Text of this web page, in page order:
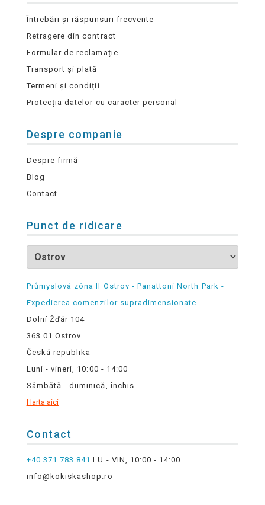
Întrebări și răspunsuri frecvente
Retragere din contract
Formular de reclamație
Transport și plată
Termeni și condiții
Protecția datelor cu caracter personal
Despre companie
Despre firmă
Blog
Contact
Punct de ridicare
Průmyslová zóna II Ostrov - Panattoni North Park -
Expedierea comenzilor supradimensionate
Dolní Žďár 104
363 01 Ostrov
Česká republika
Luni - vineri, 10:00 - 14:00
Sâmbătă - duminică, închis
Harta aici
Contact
+40 371 783 841 LU - VIN, 10:00 - 14:00
info@kokiskashop.ro